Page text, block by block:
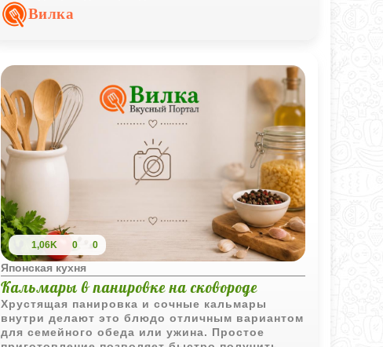
Вилка
1,06K 0 0
Японская кухня
Кальмары в панировке на сковороде
Хрустящая панировка и сочные кальмары
внутри делают это блюдо отличным вариантом
для семейного обеда или ужина. Простое